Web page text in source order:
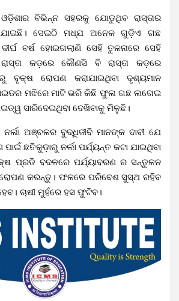
ବିଭିନ୍ନ ସହରକୁ ଯୋଡୁଥିବ ରାସ୍ତାର
ସେଇଠି ମଧ୍ଯ ଅନେକ ଗୁଡ଼ିଏ ଗଛ
ବର୍ଷ ହୋଇଗଲାଣି ସେହି ତୁଳନାରେ ସେହି
କଡ଼ରେ କୌଣସି ବି ରାସ୍ତା କଡ଼ରେ
ବୃକ୍ଷ ରୋପଣ କରାଯାଇଥିବା ଦୃଶ୍ୟମାନ
ମଝିରେ ମାଟି ଭରି କିଛି ଫୁଲ ଗଛ ଲଗେଇ
ସାରିଦେଇଥିବା ଦେଖିବାକୁ ମିଳୁଛି।
ଅଞ୍ଚଳର ବୁଦ୍ଧିଜୀବି ମାନଙ୍କ ଦାବୀ ଯେ
ଛତିକୁଡ଼ାରୁ ନର୍ଲା ପର୍ଯ୍ୟନ୍ତ କଟା ଯାଇଥିବା
ପ୍ରତି ବଦଳରେ ପର୍ଯ୍ୟାବରଣ ର ସନ୍ତୁଳନ
କରନ୍ତୁ। ଫଳରେ ପରିବେଶ ସୁସ୍ଥ ରହିବ
ଚାଷୀ ମୁହଁରେ ହସ ଫୁଟିବ।